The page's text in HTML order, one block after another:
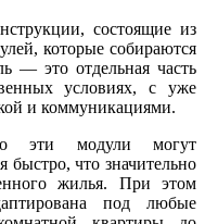
состоящие из
которые собираются
— это отдельная часть
условиях, с уже
и коммуникациями.
эти модули могут
быстро, что значительно
жилья. При этом
под любые